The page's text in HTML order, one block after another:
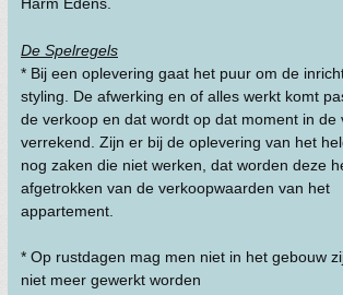
De Spelregels
* Bij een oplevering gaat het puur om de
styling. De afwerking en of alles werkt komt
de verkoop en dat wordt op dat moment in de
verrekend. Zijn er bij de oplevering van het
nog zaken die niet werken, dat worden deze
afgetrokken van de verkoopwaarden van het
appartement.
* Op rustdagen mag men niet in het gebouw
niet meer gewerkt worden